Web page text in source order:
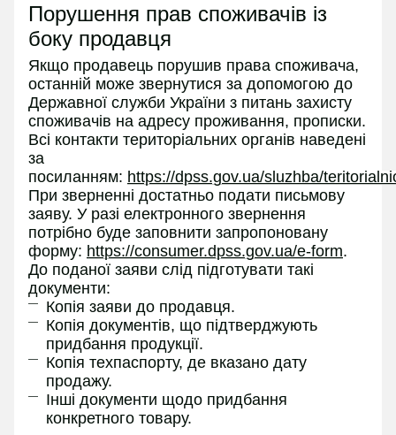
Порушення прав споживачів із
боку продавця
Якщо продавець порушив права споживача,
останній може звернутися за допомогою до
Державної служби України з питань захисту
споживачів на адресу проживання, прописки.
Всі контакти територіальних органів наведені
за
посиланням: https://dpss.gov.ua/sluzhba/
При зверненні достатньо подати письмову
заяву. У разі електронного звернення
потрібно буде заповнити запропоновану
форму: https://consumer.dpss.gov.ua/e-form.
До поданої заяви слід підготувати такі
документи:
Копія заяви до продавця.
Копія документів, що підтверджують
придбання продукції.
Копія техпаспорту, де вказано дату
продажу.
Інші документи щодо придбання
конкретного товару.